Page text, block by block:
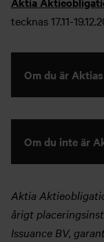
tecknas 17.11-
Om du är
Om du inte är
Aktia
årigt
Issuance BV,